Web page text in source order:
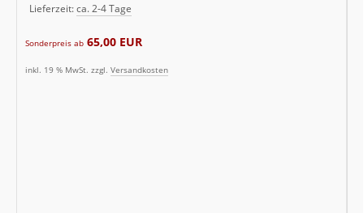
Lieferzeit:ca. 2-4 Tage
Sonderpreis ab 65,00 EUR
inkl. 19 % MwSt. zzgl. Versandkosten